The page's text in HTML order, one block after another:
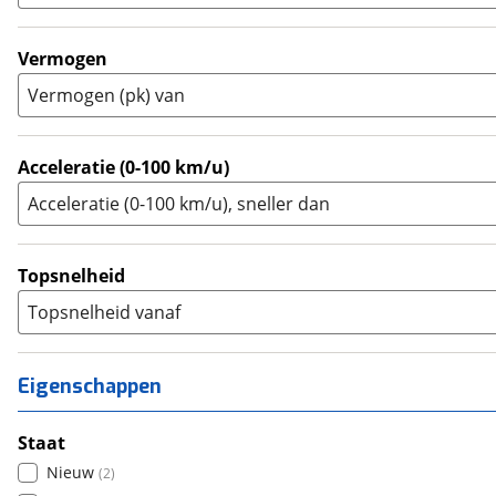
Touring Enduro
Trike (0)
Zijspan 0)
Vermogen
Vermogen (pk) van
Acceleratie (0-100 km/u)
Acceleratie (0-100 km/u), sneller dan
Topsnelheid
Topsnelheid vanaf
Eigenschappen
Staat
Nieuw (2)